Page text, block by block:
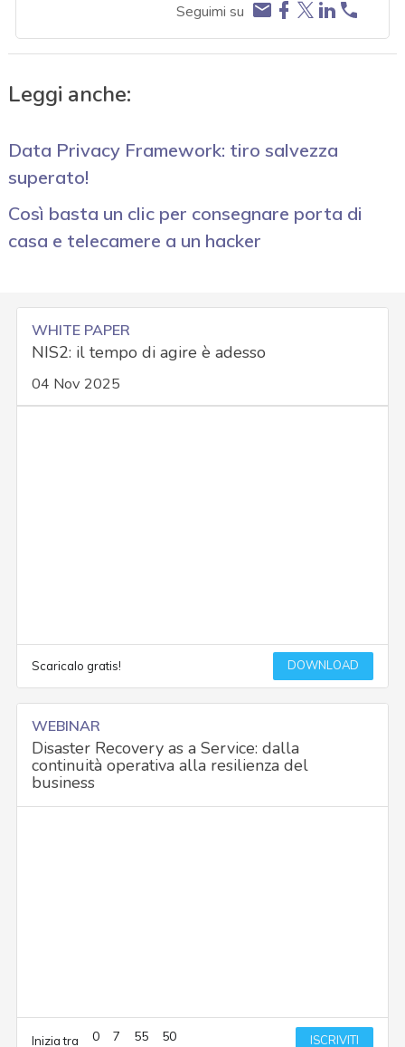
Seguimi su
Leggi anche:
Data Privacy Framework: tiro salvezza
superato!
Così basta un clic per consegnare porta di
casa e telecamere a un hacker
WHITE PAPER
NIS2: il tempo di agire è adesso
04 Nov 2025
Scaricalo gratis! DOWNLOAD
WEBINAR
Disaster Recovery as a Service: dalla
continuità operativa alla resilienza del
business
Inizia tra 0 7 55 50 ISCRIVITI